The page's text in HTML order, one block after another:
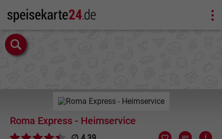
Roma Express - Heimservice